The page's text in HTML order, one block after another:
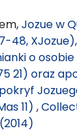
Jozue w
48,
o
21) oraz
11) ,